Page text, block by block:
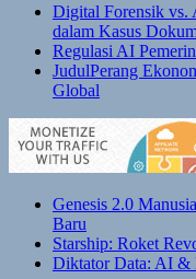
Digital Forensik vs.
dalam Kasus
Regulasi AI
JudulPerang
Global
Genesis 2.0
Baru
Starship: Roket
Diktator Data: AI &